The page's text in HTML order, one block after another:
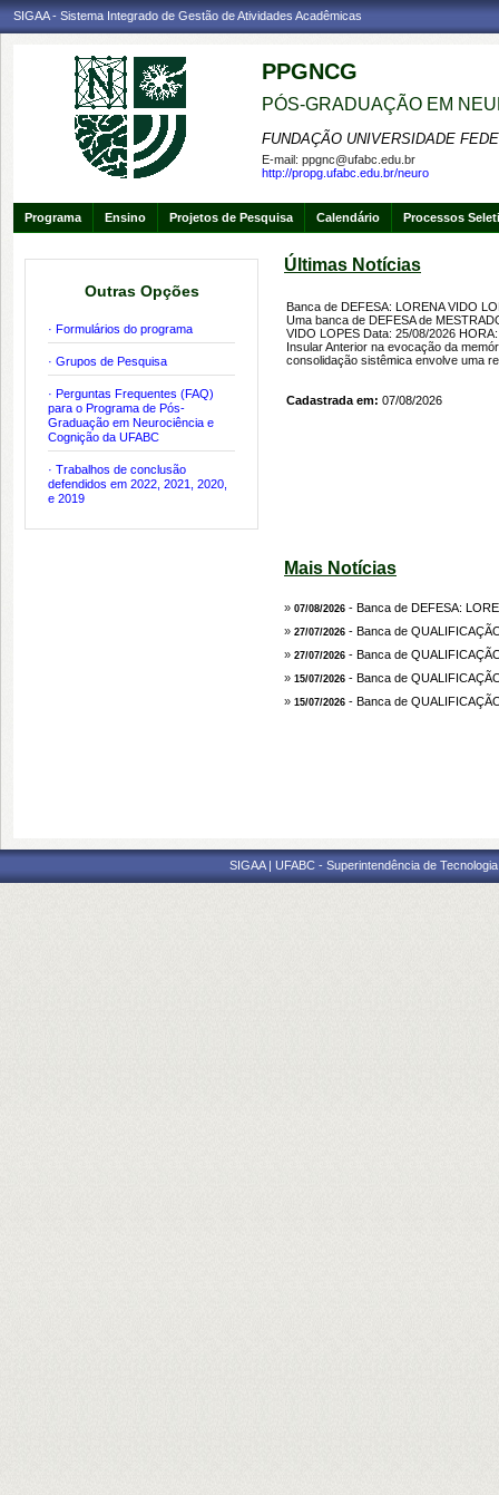
SIGAA - Sistema Integrado de Gestão de Atividades Acadêmicas
PPGNCG
PÓS-GRADUAÇÃO EM
FUNDAÇÃO UNIVERSIDADE
E-mail: ppgnc@ufabc.edu.br
http://propg.ufabc.edu.br/neuro
Programa Ensino Projetos de Pesquisa Calendário Processos
Outras Opções
· Formulários do programa
· Grupos de Pesquisa
· Perguntas Frequentes (FAQ)
para o Programa de Pós-
Graduação em Neurociência e
Cognição da UFABC
· Trabalhos de conclusão
defendidos em 2022, 2021, 2020,
e 2019
Últimas Notícias
Banca de DEFESA: LORENA VIDO
Uma banca de DEFESA de
VIDO LOPES Data: 25/08/2026
Insular Anterior na evocação da
consolidação sistêmica envolve uma
Cadastrada em: 07/08/2026
Mais Notícias
» 07/08/2026 - Banca de DEFESA:
» 27/07/2026 - Banca de
» 27/07/2026 - Banca de
» 15/07/2026 - Banca de
» 15/07/2026 - Banca de
SIGAA | UFABC - Superintendência de